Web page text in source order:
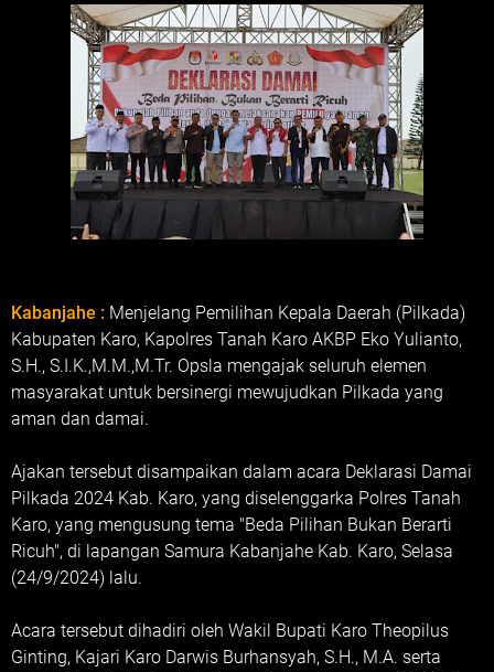
Kabanjahe : Menjelang Pemilihan Kepala Daerah (Pilkada)
Kabupaten Karo, Kapolres Tanah Karo AKBP Eko Yulianto,
S.H., S.I.K.,M.M.,M.Tr. Opsla mengajak seluruh elemen
masyarakat untuk bersinergi mewujudkan Pilkada yang
aman dan damai.
Ajakan tersebut disampaikan dalam acara Deklarasi Damai
Pilkada 2024 Kab. Karo, yang diselenggarka Polres Tanah
Karo, yang mengusung tema "Beda Pilihan Bukan Berarti
Ricuh", di lapangan Samura Kabanjahe Kab. Karo, Selasa
(24/9/2024) lalu.
Acara tersebut dihadiri oleh Wakil Bupati Karo Theopilus
Ginting, Kajari Karo Darwis Burhansyah, S.H., M.A. serta